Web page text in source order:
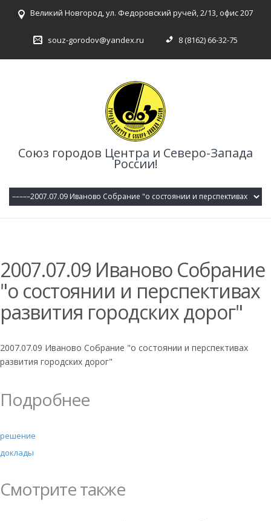
Великий Новгород, ул. Федоровский ручей, 2/13, офис 207
souz-gorodov@yandex.ru 8 (8162) 66-32-75
Союз городов Центра и Северо-Запада
России!
2007.07.09 Иваново Собрание
"о состоянии и перспективах
развития городских дорог"
2007.07.09 Иваново Собрание "о состоянии и перспективах
развития городских дорог"
Подробнее
решение
доклады
Смотрите также